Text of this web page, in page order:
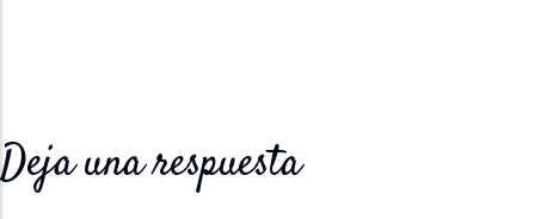
Deja una respuesta